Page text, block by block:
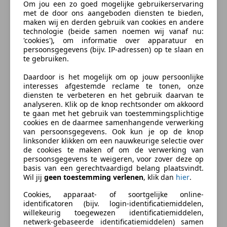
Radio
Extra
Lichtmetalen velgen
Sportstoelen
Materiaal
Leder
Beschrijving
Zodra de zon zich laat zien, kunt u heerlijk genieten
ontwerp en de toonaangevende techniek maken van
iedere Japanse auto een kwaliteitsproduct. Dat is ook
te merken aan deze Suzuki Cappuccino. Dit is een
auto uit 1996, er staat 59590 kilometer op de teller. In
deze auto vindt u een benzinemotor en een
handgeschakelde vijfversnellingsbak. De leren
bekleding maakt het interieur helemaal af! De
sportstoelen zorgen voor een strak uiterlijk én een
uitstekende zitsteun.
Met de ingebouwde airconditioning zit u altijd
ontspannen achter het stuur.
meer
Zakelijk leasen
Om jou een zo goed mogelijke gebruikerservaring
met de door ons aangeboden diensten te bieden,
maken wij en derden gebruik van cookies en andere
technologie (beide samen noemen wij vanaf nu:
'cookies'), om informatie over apparatuur en
persoonsgegevens (bijv. IP-adressen) op te slaan en
te gebruiken.
Daardoor is het mogelijk om op jouw persoonlijke
interesses afgestemde reclame te tonen, onze
diensten te verbeteren en het gebruik daarvan te
analyseren. Klik op de knop rechtsonder om akkoord
te gaan met het gebruik van toestemmingsplichtige
cookies en de daarmee samenhangende verwerking
van persoonsgegevens. Ook kun je op de knop
linksonder klikken om een nauwkeurige selectie over
de cookies te maken of om de verwerking van
persoonsgegevens te weigeren, voor zover deze op
basis van een gerechtvaardigd belang plaatsvindt.
Wil jij geen toestemming verlenen, klik dan hier.
Cookies, apparaat- of soortgelijke online-
identificatoren (bijv. login-identificatiemiddelen,
willekeurig toegewezen identificatiemiddelen,
netwerk-gebaseerde identificatiemiddelen) samen